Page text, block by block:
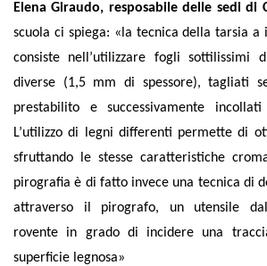
Elena Giraudo, resposabile delle sedi di
scuola ci spiega: «l a tecnica de lla tarsia
consiste nell’utilizzare fogli sottilissimi
diverse (1,5 mm di spessore), tagliati
prestabilito e successivamente
L’utilizzo di legni differenti permette di
sfruttando le stesse caratteristiche
pirografia è di fatto invece una tecnica di
attraverso il pirografo, un utensile
rovente in grado di incidere una
superficie legnosa»